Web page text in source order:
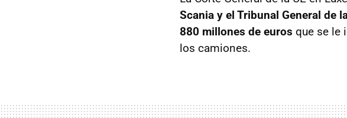
Scania y el Tribunal General de
880 millones de euros que se le
los camiones.